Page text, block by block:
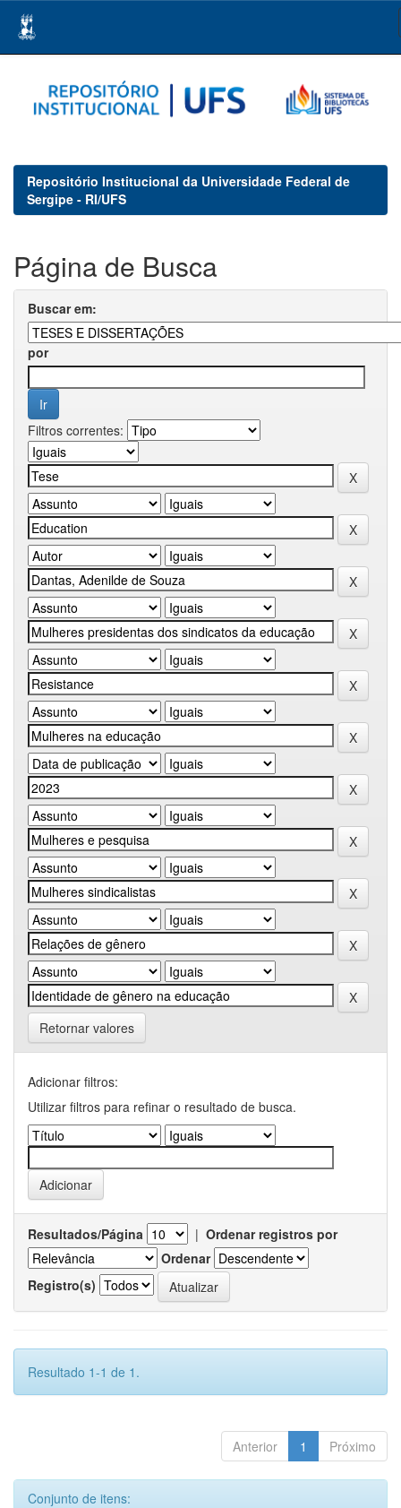
navigation
Repositório Institucional da Universidade Federal de
Sergipe - RI/UFS
Página de Busca
Buscar em:
por
Filtros correntes:
Retornar valores
Adicionar filtros:
Utilizar filtros para refinar o resultado de busca.
Resultados/Página | Ordenar registros por
Ordenar
Registro(s)
Resultado 1-1 de 1.
Anterior 1 Próximo
Conjunto de itens: